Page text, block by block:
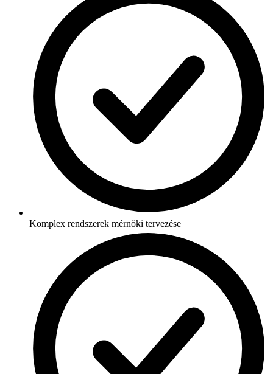
Komplex rendszerek mérnöki tervezése